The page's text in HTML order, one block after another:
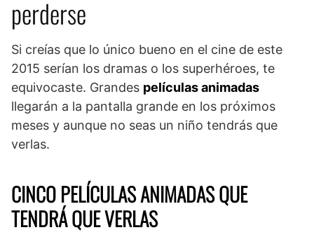
perderse
Si creías que lo único bueno en el cine de este
2015 serían los dramas o los superhéroes, te
equivocaste. Grandes películas animadas
llegarán a la pantalla grande en los próximos
meses y aunque no seas un niño tendrás que
verlas.
CINCO PELÍCULAS ANIMADAS QUE
TENDRÁ QUE VERLAS